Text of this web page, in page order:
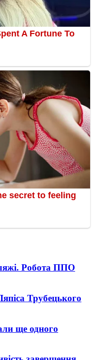
Робота ППО
Трубецького
ще одного